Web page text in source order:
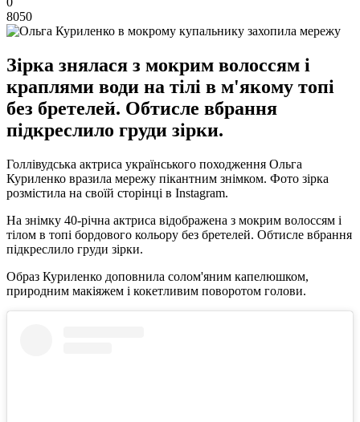
8050
Зірка знялася з мокрим волоссям і
краплями води на тілі в м'якому топі
без бретелей. Обтисле вбрання
підкреслило груди зірки.
Голлівудська актриса українського походження Ольга
Куриленко вразила мережу пікантним знімком. Фото зірка
розмістила на своїй сторінці в Instagram.
На знімку 40-річна актриса відображена з мокрим волоссям і
тілом в топі бордового кольору без бретелей. Обтисле вбрання
підкреслило груди зірки.
Образ Куриленко доповнила солом'яним капелюшком,
природним макіяжем і кокетливим поворотом голови.